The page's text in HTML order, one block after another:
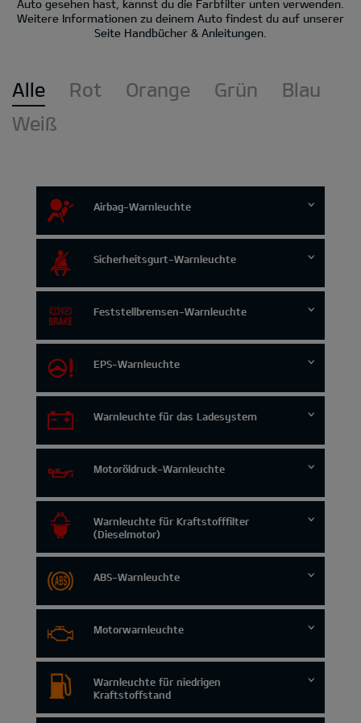
Auto gesehen hast, kannst du die Farbfilter unten verwenden.
Weitere Informationen zu deinem Auto findest du auf unserer
Seite Handbücher & Anleitungen.
Alle Rot Orange Grün
Blau
Weiß
Airbag-Warnleuchte
Sicherheitsgurt-Warnleuchte
Feststellbremsen-Warnleuchte
EPS-Warnleuchte
Warnleuchte für das Ladesystem
Motoröldruck-Warnleuchte
Warnleuchte für Kraftstofffilter
(Dieselmotor)
ABS-Warnleuchte
Motorwarnleuchte
Warnleuchte für niedrigen
Kraftstoffstand